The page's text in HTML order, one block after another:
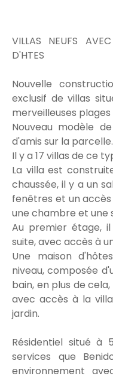
VILLAS NEUFS
D'HTES
Nouvelle
exclusif de villas
merveilleuses
Nouveau modèle
d'amis sur la parcelle.
Il y a 17 villas de ce
La villa est
chaussée, il y a un
fenêtres et un
une chambre et une
Au premier étage,
suite, avec accès à
Une maison
niveau, composée
bain, en plus de
avec accès à la
jardin.
Résidentiel situé
services que
environnement